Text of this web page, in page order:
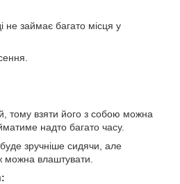
не займає багато місця у
тому взяти його з собою можна
надто багато часу.
зручніше сидячи, але
влаштувати.